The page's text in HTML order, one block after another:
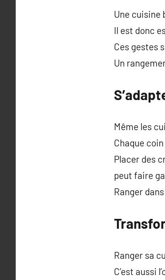
Une cuisine
Il est donc
Ces gestes
Un
Même les
Chaque
Placer des
peut faire
Ranger
Ranger sa
C’est aussi